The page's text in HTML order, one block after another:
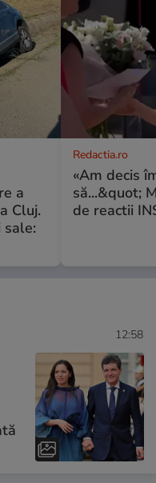
a
Cluj.
Redactia.ro
«Am decis
să...&quot;
de reactii
12:58